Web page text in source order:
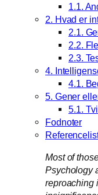
1.1.
2. Hvad er
2.1.
2.2.
2.3.
4.
4.1.
5. Gener
5.1.
Fodnoter
Most of
Psychology
reproaching